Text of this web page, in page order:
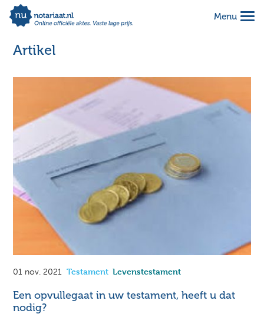
Menu
Alles geregeld voor 1 vaste prijs
Makkelijk online invullen
Artikel
01 nov. 2021 Testament Levenstestament
Een opvullegaat in uw testament, heeft u dat
nodig?